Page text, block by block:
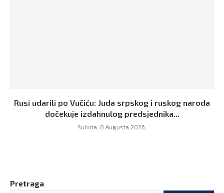
Rusi udarili po Vučiću: Juda srpskog i ruskog naroda
dočekuje izdahnulog predsjednika...
Subota, 8 Augusta 2026,
Pretraga